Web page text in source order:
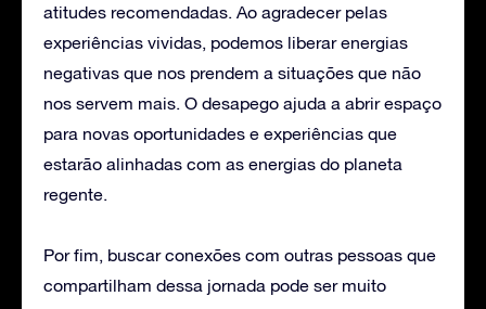
atitudes recomendadas. Ao agradecer pelas
experiências vividas, podemos liberar energias
negativas que nos prendem a situações que não
nos servem mais. O desapego ajuda a abrir espaço
para novas oportunidades e experiências que
estarão alinhadas com as energias do planeta
regente.
Por fim, buscar conexões com outras pessoas que
compartilham dessa jornada pode ser muito